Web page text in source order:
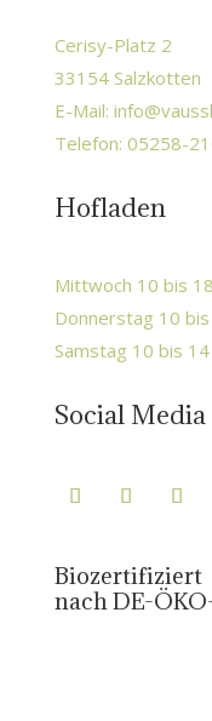
Cerisy-Platz 2
33154 Salzkotten
E-Mail:
Telefon: 05258-
Hofladen
Mittwoch 10 bis
Donnerstag 10
Samstag 10 bis
Social Media
Biozertifiziert
nach DE-